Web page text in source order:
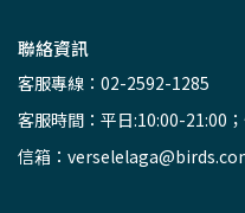
聯絡資訊
客服專線：02-2592-1285
客服時間：平日:10:00-21:00
信箱：